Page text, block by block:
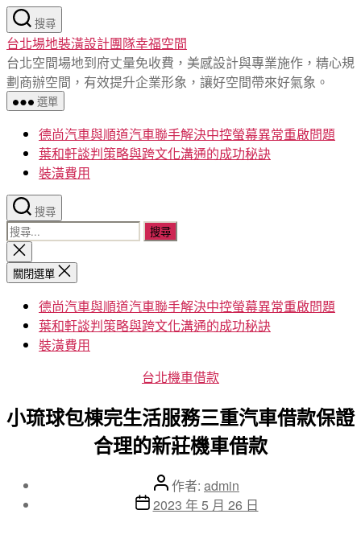
跳
至
主
要
內
容
搜尋
台北場地裝潢設計團隊幸福空間
台北空間場地到府丈量免收費，美感設計與專業施作，精心規
劃商辦空間，有效提升企業形象，讓好空間帶來好氣象。
選單
德尚汽車與順道汽車聯手解決中控螢幕異常重啟問題
葉和軒談判策略與跨文化溝通的成功秘訣
裝潢費用
搜尋
搜
尋
關
鍵
關
閉
搜
關閉選單
德尚汽車與順道汽車聯手解決中控螢幕異常重啟問題
葉和軒談判策略與跨文化溝通的成功秘訣
裝潢費用
分
台北機車借款
小琉球包棟完生活服務三重汽車借款保證
合理的新莊機車借款
文
章
作者: admin
文 2023 年 5 月 26 日